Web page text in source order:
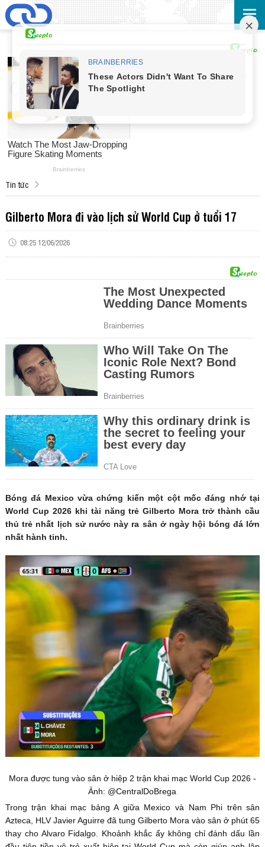
Tin tức
Gilberto Mora đi vào lịch sử World Cup ở tuổi 17
08:25 12/06/2026
Bóng đá Mexico vừa chứng kiến một cột mốc đáng nhớ tại
World Cup 2026 khi tài năng trẻ Gilberto Mora trở thành cầu
thủ trẻ nhất lịch sử nước này ra sân ở ngày hội bóng đá lớn
nhất hành tinh.
Mora được tung vào sân ở hiệp 2 trận khai mạc World Cup 2026 -
Ảnh: @CentralDoBrega
Trong trận khai mạc bảng A giữa Mexico và Nam Phi trên sân
Azteca, HLV Javier Aguirre đã tung Gilberto Mora vào sân ở phút 65
thay cho Alvaro Fidalgo. Khoảnh khắc ấy không chỉ đánh dấu lần